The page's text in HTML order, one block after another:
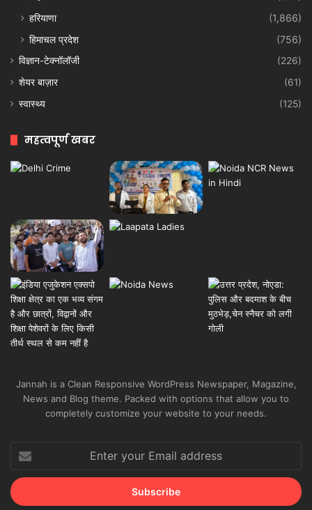
हरियाणा
(1,866)
हिमाचल प्रदेश
(756)
विज्ञान-टेक्नॉलॉजी
(226)
शेयर बाज़ार
(61)
स्वास्थ्य
(125)
महत्वपूर्ण खबर
Jannah is a Clean Responsive WordPress Newspaper, Magazine,
News and Blog theme. Packed with options that allow you to
completely customize your website to your needs.
your
Email
address